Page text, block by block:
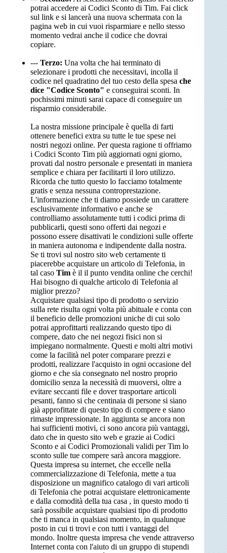
potrai accedere ai Codici Sconto di Tim. Fai click
sul link e si lancerà una nuova schermata con la
pagina web in cui vuoi risparmiare e nello stesso
momento vedrai anche il codice che dovrai
copiare.
--- Terzo: Una volta che hai terminato di
selezionare i prodotti che necessitavi, incolla il
codice nel quadratino del tuo cesto della spesa che
dice "Codice Sconto" e conseguirai sconti. In
pochissimi minuti sarai capace di conseguire un
risparmio considerabile.
La nostra missione principale è quella di farti
ottenere benefici extra su tutte le tue spese nei
nostri negozi online. Per questa ragione ti offriamo
i Codici Sconto Tim più aggiornati ogni giorno,
provati dal nostro personale e presentati in maniera
semplice e chiara per facilitarti il loro utilizzo.
Ricorda che tutto questo lo facciamo totalmente
gratis e senza nessuna controprestazione.
L'informazione che ti diamo possiede un carattere
esclusivamente informativo e anche se
controlliamo assolutamente tutti i codici prima di
pubblicarli, questi sono offerti dai negozi e
possono essere disattivati le condizioni sulle offerte
in maniera autonoma e indipendente dalla nostra.
Se ti trovi sul nostro sito web certamente ti
piacerebbe acquistare un articolo di Telefonia, in
tal caso Tim è il il punto vendita online che cerchi!
Hai bisogno di qualche articolo di Telefonia al
miglior prezzo?
Acquistare qualsiasi tipo di prodotto o servizio
sulla rete risulta ogni volta più abituale e conta con
il beneficio delle promozioni uniche di cui solo
potrai approfittarti realizzando questo tipo di
compere, dato che nei negozi fisici non si
impiegano normalmente. Questi e molti altri motivi
come la facilità nel poter comparare prezzi e
prodotti, realizzare l'acquisto in ogni occasione del
giorno e che sia consegnato nel nostro proprio
domicilio senza la necessità di muoversi, oltre a
evitare seccanti file e dover trasportare articoli
pesanti, fanno si che centinaia di persone si siano
già approfittate di questo tipo di compere e siano
rimaste impressionate. In aggiunta se ancora non
hai sufficienti motivi, ci sono ancora più vantaggi,
dato che in questo sito web e grazie ai Codici
Sconto e ai Codici Promozionali validi per Tim lo
sconto sulle tue compere sarà ancora maggiore.
Questa impresa su internet, che eccelle nella
commercializzazione di Telefonia, mette a tua
disposizione un magnifico catalogo di vari articoli
di Telefonia che potrai acquistare elettronicamente
e dalla comodità della tua casa , in questo modo ti
sarà possibile acquistare qualsiasi tipo di prodotto
che ti manca in qualsiasi momento, in qualunque
posto in cui ti trovi e con tutti i vantaggi del
mondo. Inoltre questa impresa che vende attraverso
Internet conta con l'aiuto di un gruppo di stupendi